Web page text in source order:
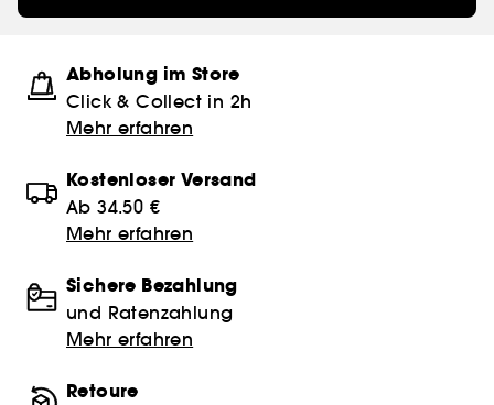
Abholung im Store
Click & Collect in 2h
Mehr erfahren
Kostenloser Versand
Ab 34.50 €
Mehr erfahren
Sichere Bezahlung
und Ratenzahlung
Mehr erfahren
Retoure